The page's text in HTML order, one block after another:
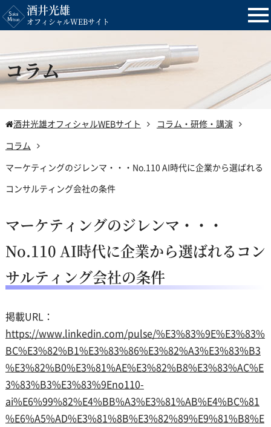
酒井光雄
オフィシャルWEBサイト
コラム
酒井光雄オフィシャルWEBサイト
コラム・研修・講演
コラム
マーケティングのジレンマ・・・No.110 AI時代に企業から選ばれる
コンサルティング会社の条件
マーケティングのジレンマ・・・
No.110 AI時代に企業から選ばれるコン
サルティング会社の条件
掲載URL：
https://www.linkedin.com/pulse/%E3%83%9E%E3%83%
BC%E3%82%B1%E3%83%86%E3%82%A3%E3%83%B3
%E3%82%B0%E3%81%AE%E3%82%B8%E3%83%AC%E
3%83%B3%E3%83%9Eno110-
ai%E6%99%82%E4%BB%A3%E3%81%AB%E4%BC%81
%E6%A5%AD%E3%81%8B%E3%82%89%E9%81%B8%E